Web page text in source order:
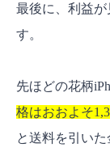
最後に、利益
す。
先ほどの花柄
格はおおよそ
と送料を引いた